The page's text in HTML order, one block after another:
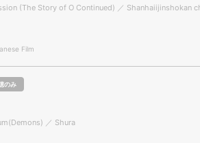
(The Story of O Continued) ／ Shanhaiijinshokan
Film
のみ
／ Shura